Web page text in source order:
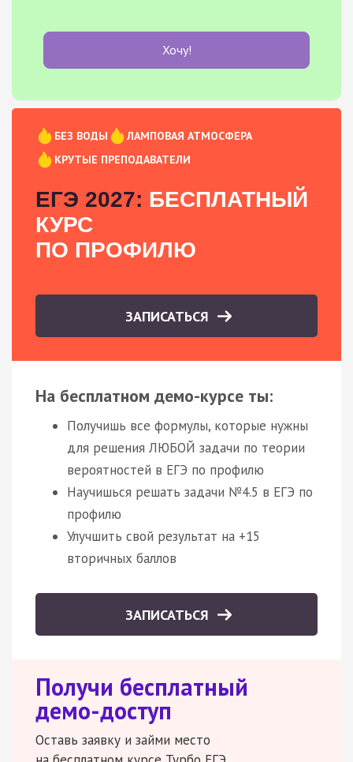
Хочу!
БЕЗ ВОДЫ
ЛАМПОВАЯ АТМОСФЕРА
КРУТЫЕ ПРЕПОДАВАТЕЛИ
ЕГЭ 2027: БЕСПЛАТНЫЙ
КУРС
ПО ПРОФИЛЮ
ЗАПИСАТЬСЯ
На бесплатном демо-курсе ты:
Получишь все формулы, которые нужны
для решения ЛЮБОЙ задачи по теории
вероятностей в ЕГЭ по профилю
Научишься решать задачи №4.5 в ЕГЭ по
профилю
Улучшить свой результат на +15
вторичных баллов
ЗАПИСАТЬСЯ
Получи бесплатный
демо-доступ
Оставь заявку и займи место